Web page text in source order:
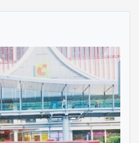
bị gì để chuyến đi
cụ thể dưới đây thì sắp xếp
lại khá đơn giản. Hãy cùng
bị gì nhé.
Lan bao nhiêu tiền – Tổng